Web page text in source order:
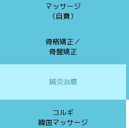
マッサージ
（自費）
骨格矯正／
骨盤矯正
鍼灸治療
コルギ
韓国マッサージ